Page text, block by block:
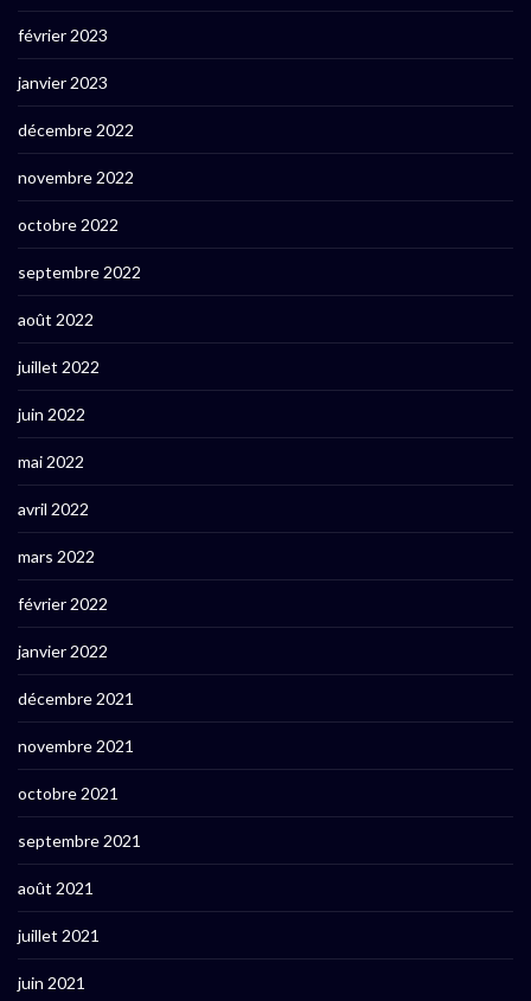
février 2023
janvier 2023
décembre 2022
novembre 2022
octobre 2022
septembre 2022
août 2022
juillet 2022
juin 2022
mai 2022
avril 2022
mars 2022
février 2022
janvier 2022
décembre 2021
novembre 2021
octobre 2021
septembre 2021
août 2021
juillet 2021
juin 2021